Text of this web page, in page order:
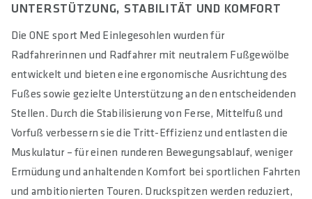
UNTERSTÜTZUNG, STABILITÄT UND KOMFORT
Die ONE sport Med Einlegesohlen wurden für
Radfahrerinnen und Radfahrer mit neutralem Fußgewölbe
entwickelt und bieten eine ergonomische Ausrichtung des
Fußes sowie gezielte Unterstützung an den entscheidenden
Stellen. Durch die Stabilisierung von Ferse, Mittelfuß und
Vorfuß verbessern sie die Tritt-Effizienz und entlasten die
Muskulatur – für einen runderen Bewegungsablauf, weniger
Ermüdung und anhaltenden Komfort bei sportlichen Fahrten
und ambitionierten Touren. Druckspitzen werden reduziert,